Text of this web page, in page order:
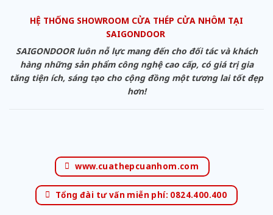
HỆ THỐNG SHOWROOM CỬA THÉP CỬA NHÔM TẠI
SAIGONDOOR
SAIGONDOOR luôn nỗ lực mang đến cho đối tác và khách
hàng những sản phẩm công nghệ cao cấp, có giá trị gia
tăng tiện ích, sáng tạo cho cộng đồng một tương lai tốt đẹp
hơn!
www.cuathepcuanhom.com
Tổng đài tư vấn miễn phí: 0824.400.400